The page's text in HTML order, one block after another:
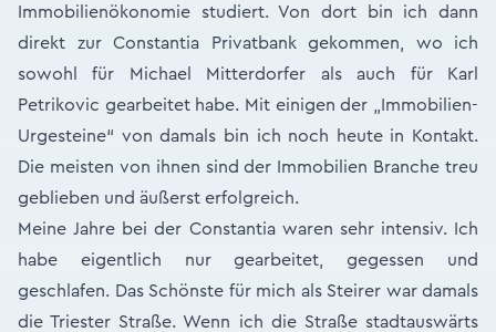
Immobilienökonomie studiert. Von dort bin ich dann
direkt zur Constantia Privatbank gekommen, wo ich
sowohl für Michael Mitterdorfer als auch für Karl
Petrikovic gearbeitet habe. Mit einigen der „Immobilien-
Urgesteine“ von damals bin ich noch heute in Kontakt.
Die meisten von ihnen sind der Immobilien Branche treu
geblieben und äußerst erfolgreich.
Meine Jahre bei der Constantia waren sehr intensiv. Ich
habe eigentlich nur gearbeitet, gegessen und
geschlafen. Das Schönste für mich als Steirer war damals
die Triester Straße. Wenn ich die Straße stadtauswärts